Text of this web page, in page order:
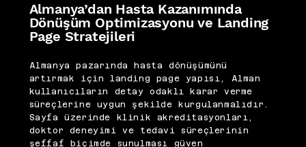
Almanya’dan Hasta Kazanımında
Dönüşüm Optimizasyonu ve Landing
Page Stratejileri
Almanya pazarında hasta dönüşümünü
artırmak için landing page yapısı, Alman
kullanıcıların detay odaklı karar verme
süreçlerine uygun şekilde kurgulanmalıdır.
Sayfa üzerinde klinik akreditasyonları,
doktor deneyimi ve tedavi süreçlerinin
şeffaf biçimde sunulması güven